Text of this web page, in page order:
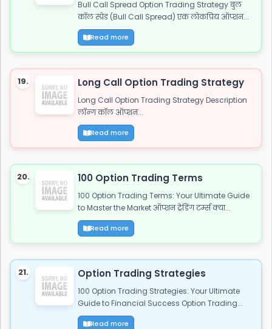
Bull Call Spread Option Trading Strategy बुल
कॉल स्प्रेड (Bull Call Spread) एक लोकप्रिय ऑप्शन...
Read more
19. Long Call Option Trading Strategy
Long Call Option Trading Strategy Description
लॉन्ग कॉल ऑप्शन...
Read more
20. 100 Option Trading Terms
100 Option Trading Terms: Your Ultimate Guide
to Master the Market ऑप्शन ट्रेडिंग टर्म्स क्या...
Read more
21. Option Trading Strategies
100 Option Trading Strategies: Your Ultimate
Guide to Financial Success Option Trading...
Read more